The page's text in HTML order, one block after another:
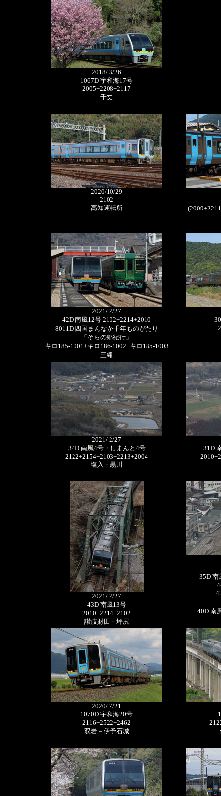
2018/ 3/26
1067D 宇和海17号
2005+2208+2117
千丈
2020/10/29
2102
高知運転所
2021/ 2/27
42D 南風12号 2102+2214+2010
8011D 四国まんなか千年ものがたり
「そらの郷紀行」
キロ185-1001+キロ186-1002+キロ185-1003
三縄
2021/ 2/27
34D 南風4号・しまんと4号
2122+2154+2103+2213+2004
塩入－黒川
31D
2021/ 2/27
43D 南風13号
2010+2214+2102
讃岐財田－坪尻
35D 南
40D 南
2020/ 7/21
1070D 宇和海20号
2116+2522+2462
双岩－伊予石城